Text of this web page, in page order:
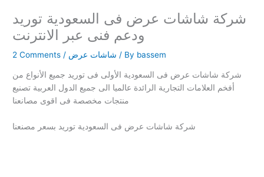
شركة شاشات عرض فى السعودية توريد
ودعم فنى عبر الانترنت
2 Comments / شاشات عرض / By bassem
شركة شاشات عرض فى السعودية الأولى فى توريد جميع الأنواع من
أفخم العلامات التجارية الرائدة عالميا الى جميع الدول العربية تصنيع
منتجات مخصصة فى اقوى مصانعنا